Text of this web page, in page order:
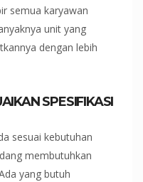
semua karyawan
unit yang
dengan lebih
SPESIFIKASI
sesuai kebutuhan
membutuhkan
yang butuh